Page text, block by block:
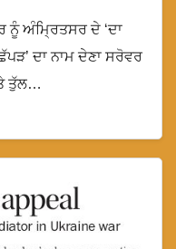
ਨੂੰ ਅੰਮ੍ਰਿਤਸਰ ਦੇ ‘ਦਾ
ਦਾ ਨਾਮ ਦੇਣਾ ਸਰੋਵਰ
ਤੁੱਲ…